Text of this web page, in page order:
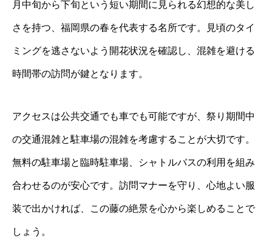
月中旬から下旬という短い期間に見られる幻想的な美し
さを持つ、福岡県の春を代表する名所です。見頃のタイ
ミングを逃さないよう開花状況を確認し、混雑を避ける
時間帯の訪問が鍵となります。
アクセスは公共交通でも車でも可能ですが、祭り期間中
の交通混雑と駐車場の混雑を考慮することが大切です。
無料の駐車場と臨時駐車場、シャトルバスの利用を組み
合わせるのが安心です。訪問マナーを守り、心地よい服
装で出かければ、この藤の絶景を心から楽しめることで
しょう。